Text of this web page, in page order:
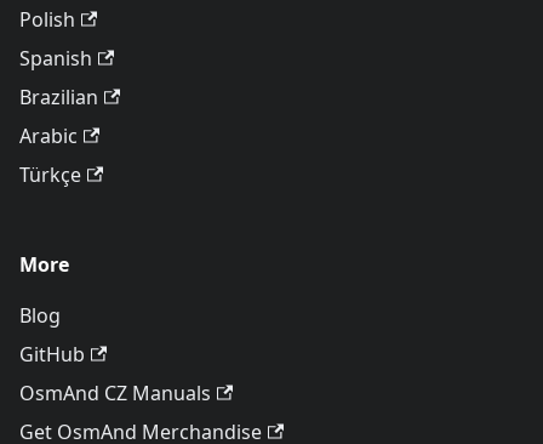
Polish
Spanish
Brazilian
Arabic
Türkçe
More
Blog
GitHub
OsmAnd CZ Manuals
Get OsmAnd Merchandise